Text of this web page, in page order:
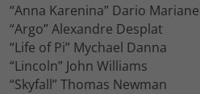
“Anna Karenina” Dario
“Argo” Alexandre Desplat
“Life of Pi” Mychael Danna
“Lincoln” John Williams
“Skyfall” Thomas Newman